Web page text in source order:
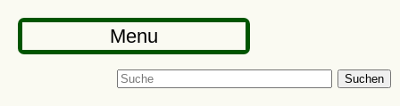
Menu
Suchen